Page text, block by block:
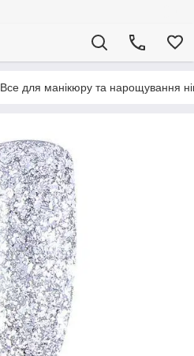
Все для манікюру та нарощування